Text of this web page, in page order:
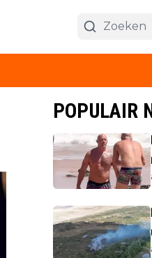
POPULAIR